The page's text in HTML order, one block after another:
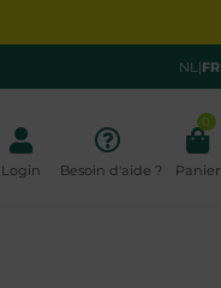
NL|FR
Login Besoin d'aide ?
0
Panier